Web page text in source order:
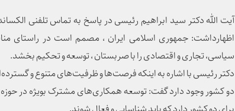
آیت الله دکتر سید ابراهیم رئیسی در پاسخ به تماس تلفنی
اظهارداشت: جمهوری اسلامی ایران ، مصمم است در راستای
سیاسی، تجاری و اقتصادی را با صربستان ، توسعه و تحکیم بخشد.
دکتر رئیسی با اشاره به اینکه فرصت‌ها و ظرفیت‌های متنوع و
دو کشور وجود دارد گفت: توسعه همکاری‌های مشترک بویژه در حوزه
برای دو کشور دارد که باید شناسایی و فعال شوند.